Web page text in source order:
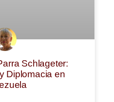
Schlageter:
Diplomacia en